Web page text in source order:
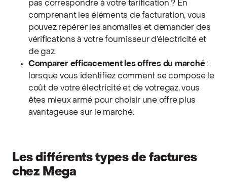
pas correspondre à votre tarification ? En
comprenant les éléments de facturation, vous
pouvez repérer les anomalies et demander des
vérifications à votre fournisseur d’électricité et
de gaz.
Comparer efficacement les offres du marché:
lorsque vous identifiez comment se compose le
coût de votre électricité et de votregaz, vous
êtes mieux armé pour choisir une offre plus
avantageuse sur le marché.
Les différents types de factures
chez Mega